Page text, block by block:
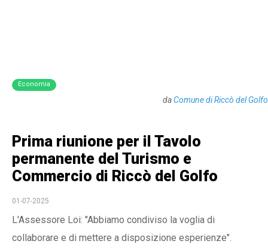
Economia
daComune di Riccò del Golfo
Prima riunione per il Tavolo
permanente del Turismo e
Commercio di Riccò del Golfo
01-07-2025
L'Assessore Loi: "Abbiamo condiviso la voglia di
collaborare e di mettere a disposizione esperienze".